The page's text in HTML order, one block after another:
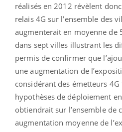
réalisés en 2012 révèlent
relais 4G sur l’ensemble des
augmenterait en moyenne de
dans sept villes illustrant les
permis de confirmer que
une augmentation de
considérant des émetteurs
hypothèses de déploiement
obtiendrait sur l’ensemble de
augmentation moyenne de